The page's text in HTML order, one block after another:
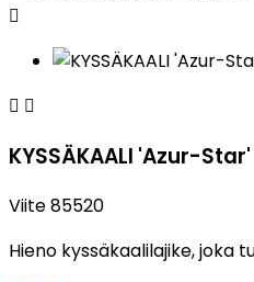

 
KYSSÄKAALI 'Azur-Star'
Viite85520
Hieno kyssäkaalilajike, joka